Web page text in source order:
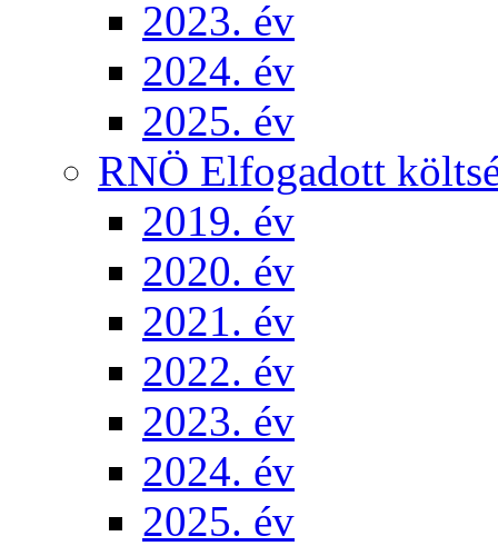
2023. év
2024. év
2025. év
RNÖ Elfogadott
2019. év
2020. év
2021. év
2022. év
2023. év
2024. év
2025. év